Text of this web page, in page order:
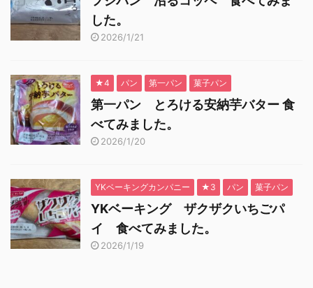
した。
2026/1/21
★4 パン 第一パン 菓子パン
第一パン とろける安納芋バター 食
べてみました。
2026/1/20
YKベーキングカンパニー ★3 パン 菓子パン
YKベーキング ザクザクいちごパ
イ 食べてみました。
2026/1/19